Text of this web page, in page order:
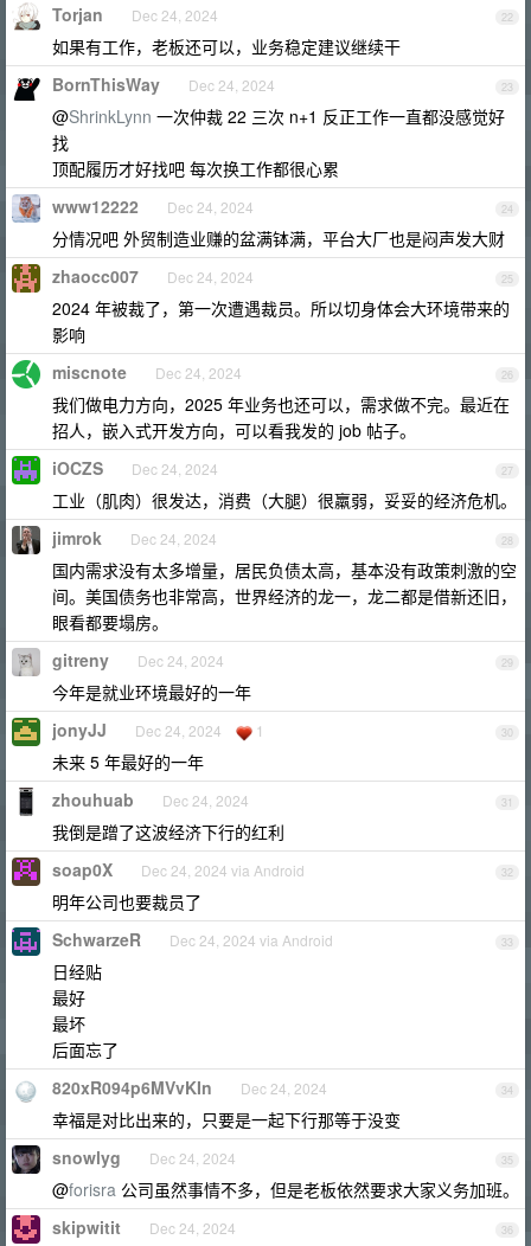
22
Torjan Dec 24, 2024
如果有工作，老板还可以，业务稳定建议继续干
23
BornThisWay Dec 24, 2024
@ShrinkLynn 一次仲裁 22 三次 n+1 反正工作一直都没感觉好
找
顶配履历才好找吧 每次换工作都很心累
24
www12222 Dec 24, 2024
分情况吧 外贸制造业赚的盆满钵满，平台大厂也是闷声发大财
25
zhaocc007 Dec 24, 2024
2024 年被裁了，第一次遭遇裁员。所以切身体会大环境带来的
影响
26
miscnote Dec 24, 2024
我们做电力方向，2025 年业务也还可以，需求做不完。最近在
招人，嵌入式开发方向，可以看我发的 job 帖子。
27
iOCZS Dec 24, 2024
工业（肌肉）很发达，消费（大腿）很羸弱，妥妥的经济危机。
28
jimrok Dec 24, 2024
国内需求没有太多增量，居民负债太高，基本没有政策刺激的空
间。美国债务也非常高，世界经济的龙一，龙二都是借新还旧，
眼看都要塌房。
29
gitreny Dec 24, 2024
今年是就业环境最好的一年
30
jonyJJ Dec 24, 2024 1
未来 5 年最好的一年
31
zhouhuab Dec 24, 2024
我倒是蹭了这波经济下行的红利
32
soap0X Dec 24, 2024 via Android
明年公司也要裁员了
33
SchwarzeR Dec 24, 2024 via Android
日经贴
最好
最坏
后面忘了
34
820xR094p6MVvKIn Dec 24, 2024
幸福是对比出来的，只要是一起下行那等于没变
35
snowlyg Dec 24, 2024
@forisra 公司虽然事情不多，但是老板依然要求大家义务加班。
36
skipwitit Dec 24, 2024